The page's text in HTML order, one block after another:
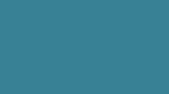
som får information om